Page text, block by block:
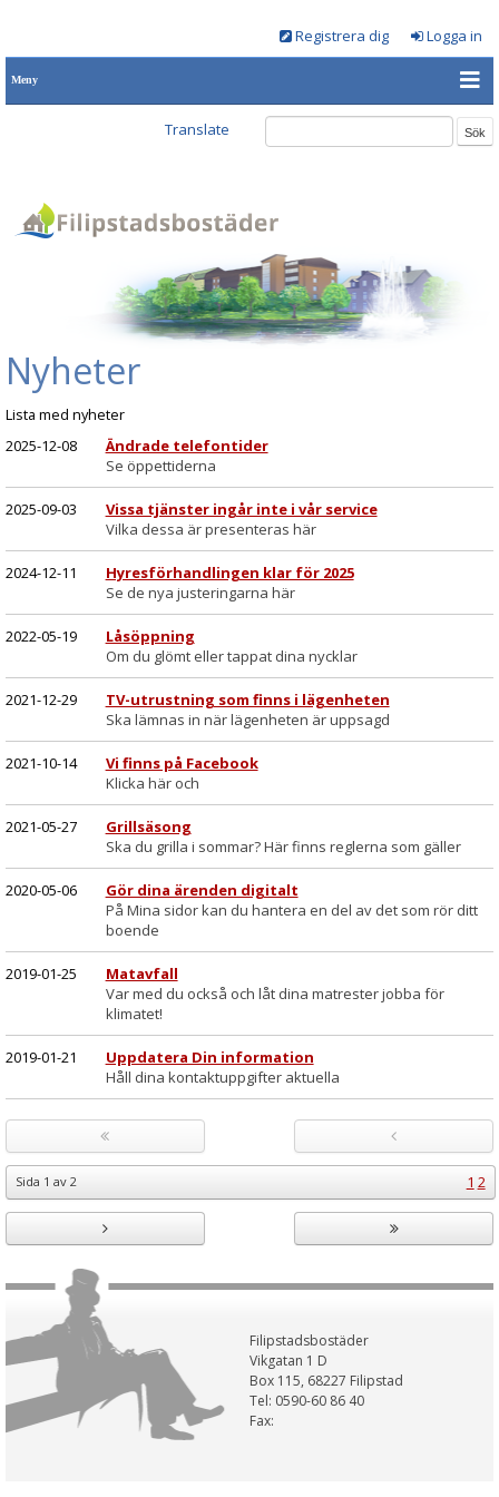
Logga in
Registrera dig
Meny
Translate
Nyheter
Lista med nyheter
2025-12-08
Ändrade telefontider
Se öppettiderna
2025-09-03
Vissa tjänster ingår inte i vår service
Vilka dessa är presenteras här
2024-12-11
Hyresförhandlingen klar för 2025
Se de nya justeringarna här
2022-05-19
Låsöppning
Om du glömt eller tappat dina nycklar
2021-12-29
TV-utrustning som finns i lägenheten
Ska lämnas in när lägenheten är uppsagd
2021-10-14
Vi finns på Facebook
Klicka här och
2021-05-27
Grillsäsong
Ska du grilla i sommar? Här finns reglerna som gäller
2020-05-06
Gör dina ärenden digitalt
På Mina sidor kan du hantera en del av det som rör ditt
boende
2019-01-25
Matavfall
Var med du också och låt dina matrester jobba för
klimatet!
2019-01-21
Uppdatera Din information
Håll dina kontaktuppgifter aktuella
Sida 1 av2 1 2
Filipstadsbostäder
Vikgatan 1 D
Box 115, 68227 Filipstad
Tel: 0590-60 86 40
Fax: